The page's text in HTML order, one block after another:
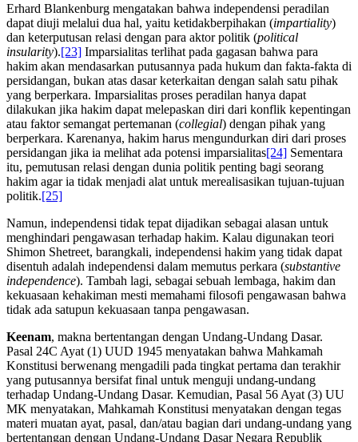
Erhard Blankenburg mengatakan bahwa independensi peradilan
dapat diuji melalui dua hal, yaitu ketidakberpihakan (impartiality)
dan keterputusan relasi dengan para aktor politik (political
insularity).[23] Imparsialitas terlihat pada gagasan bahwa para
hakim akan mendasarkan putusannya pada hukum dan fakta-fakta di
persidangan, bukan atas dasar keterkaitan dengan salah satu pihak
yang berperkara. Imparsialitas proses peradilan hanya dapat
dilakukan jika hakim dapat melepaskan diri dari konflik kepentingan
atau faktor semangat pertemanan (collegial) dengan pihak yang
berperkara. Karenanya, hakim harus mengundurkan diri dari proses
persidangan jika ia melihat ada potensi imparsialitas[24] Sementara
itu, pemutusan relasi dengan dunia politik penting bagi seorang
hakim agar ia tidak menjadi alat untuk merealisasikan tujuan-tujuan
politik.[25]
Namun, independensi tidak tepat dijadikan sebagai alasan untuk
menghindari pengawasan terhadap hakim. Kalau digunakan teori
Shimon Shetreet, barangkali, independensi hakim yang tidak dapat
disentuh adalah independensi dalam memutus perkara (substantive
independence). Tambah lagi, sebagai sebuah lembaga, hakim dan
kekuasaan kehakiman mesti memahami filosofi pengawasan bahwa
tidak ada satupun kekuasaan tanpa pengawasan.
Keenam, makna bertentangan dengan Undang-Undang Dasar.
Pasal 24C Ayat (1) UUD 1945 menyatakan bahwa Mahkamah
Konstitusi berwenang mengadili pada tingkat pertama dan terakhir
yang putusannya bersifat final untuk menguji undang-undang
terhadap Undang-Undang Dasar. Kemudian, Pasal 56 Ayat (3) UU
MK menyatakan, Mahkamah Konstitusi menyatakan dengan tegas
materi muatan ayat, pasal, dan/atau bagian dari undang-undang yang
bertentangan dengan Undang-Undang Dasar Negara Republik